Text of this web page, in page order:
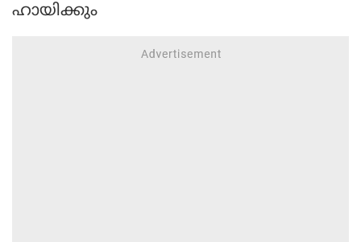
ഹായിക്കും